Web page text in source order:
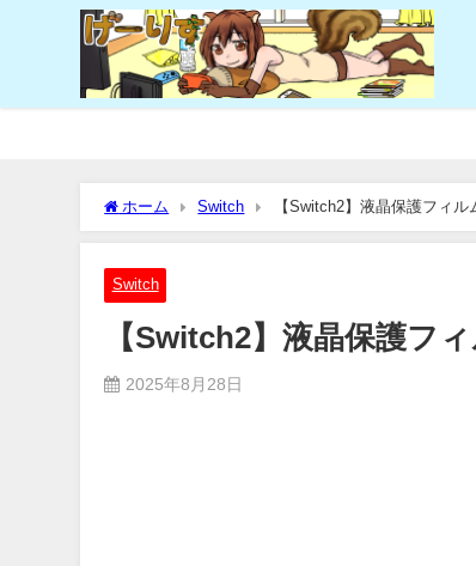
ホーム Switch 【Switch2】液晶保護フィ
Switch
【Switch2】液晶保護フ
2025年8月28日